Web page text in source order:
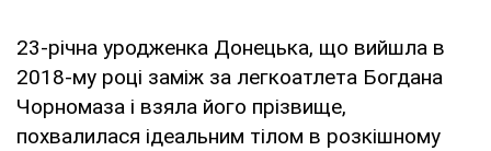
23-річна уродженка Донецька, що вийшла в
2018-му році заміж за легкоатлета Богдана
Чорномаза і взяла його прізвище,
похвалилася ідеальним тілом в розкішному